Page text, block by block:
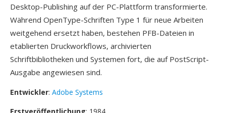
Desktop-Publishing auf der PC-Plattform transformierte.
Während OpenType-Schriften Type 1 für neue Arbeiten
weitgehend ersetzt haben, bestehen PFB-Dateien in
etablierten Druckworkflows, archivierten
Schriftbibliotheken und Systemen fort, die auf PostScript-
Ausgabe angewiesen sind.
Entwickler: Adobe Systems